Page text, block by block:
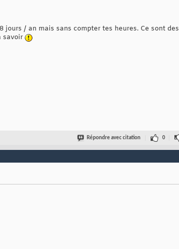
/ an mais sans compter tes heures. Ce sont des
savoir
Répondre avec citation 0